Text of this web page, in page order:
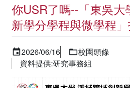
你USR了嗎--「東吳大
新學分學程與微學程
2026/06/16
校園頭條
資料提供:研究事務組